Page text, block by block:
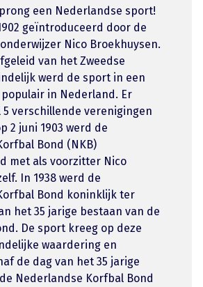
een Nederlandse sport!
geïntroduceerd door de
Nico Broekhuysen.
van het Zweedse
werd de sport in een
in Nederland. Er
5 verschillende verenigingen
2 juni 1903 werd de
Bond (NKB)
met als voorzitter Nico
In 1938 werd de
Bond koninklijk ter
het 35 jarige bestaan van de
De sport kreeg op deze
waardering en
de dag van het 35 jarige
Nederlandse Korfbal Bond